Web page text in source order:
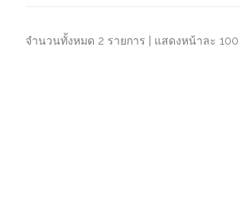
จำนวนทั้งหมด 2 รายการ | แสดงหน้าละ 100